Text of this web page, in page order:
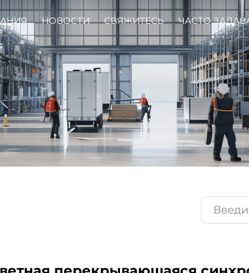
НОВОСТИ СВЯЖИТЕСЬ ЧАСТО